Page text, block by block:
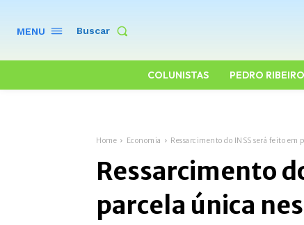
MENU Buscar
COLUNISTAS PEDRO RIBEIRO
Home Economia Ressarcimento do INSS será feito
Ressarcimento
parcela única